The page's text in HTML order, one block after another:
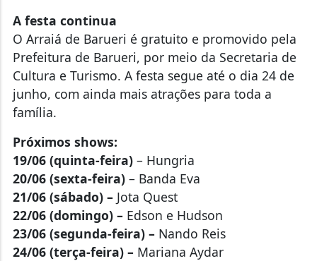
A festa continua
O Arraiá de Barueri é gratuito e promovido pela
Prefeitura de Barueri, por meio da Secretaria de
Cultura e Turismo. A festa segue até o dia 24 de
junho, com ainda mais atrações para toda a
família.
Próximos shows:
19/06 (quinta-feira)– Hungria
20/06 (sexta-feira) – Banda Eva
21/06 (sábado) – Jota Quest
22/06 (domingo) – Edson e Hudson
23/06 (segunda-feira) – Nando Reis
24/06 (terça-feira) – Mariana Aydar